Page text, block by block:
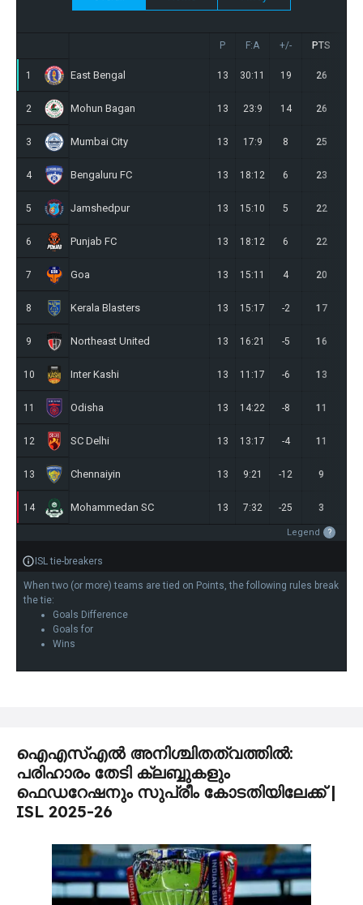
P F:A +/- PTS
1 East Bengal 13 30:11 19 26
2 Mohun Bagan 13 23:9 14 26
3 Mumbai City 13 17:9 8 25
4 Bengaluru FC 13 18:12 6 23
5 Jamshedpur 13 15:10 5 22
6 Punjab FC 13 18:12 6 22
7 Goa 13 15:11 4 20
8 Kerala Blasters 13 15:17 -2 17
9 Northeast United 13 16:21 -5 16
10 Inter Kashi 13 11:17 -6 13
11 Odisha 13 14:22 -8 11
12 SC Delhi 13 13:17 -4 11
13 Chennaiyin 13 9:21 -12 9
14 Mohammedan SC 13 7:32 -25 3
Legend ?
ISL tie-breakers
When two (or more) teams are tied on Points, the following rules break
the tie:
Goals Difference
Goals for
Wins
ഐഎസ്എൽ അനിശ്ചിതത്വത്തിൽ:
പരിഹാരം തേടി ക്ലബ്ബുകളും
ഫെഡറേഷനും സുപ്രീം കോടതിയിലേക്ക് |
ISL 2025-26